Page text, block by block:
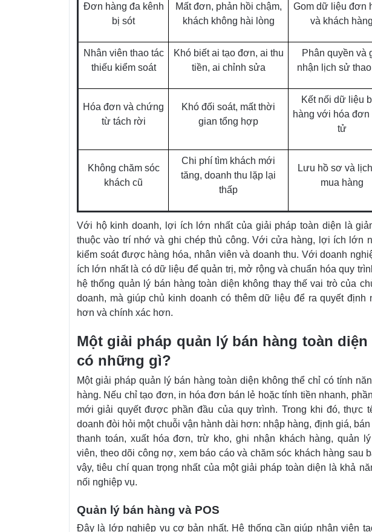
Đơn hàng đa kênh
bị sót
Mất đơn, phản hồi chậm,
khách không hài lòng
Gom dữ liệu đơn
và khách hàng
Nhân viên thao tác
thiếu kiểm soát
Khó biết ai tạo đơn, ai thu
tiền, ai chỉnh sửa
Phân quyền và
nhận lịch sử
Hóa đơn và chứng
từ tách rời
Khó đối soát, mất thời
gian tổng hợp
Kết nối dữ liệu
hàng với hóa đơn
tử
Không chăm sóc
khách cũ
Chi phí tìm khách mới
tăng, doanh thu lặp lại
thấp
Lưu hồ sơ và
mua hàng
Với hộ kinh doanh, lợi ích lớn nhất của giải pháp toàn diện là
thuộc vào trí nhớ và ghi chép thủ công. Với cửa hàng, lợi ích lớn
kiểm soát được hàng hóa, nhân viên và doanh thu. Với doanh
ích lớn nhất là có dữ liệu để quản trị, mở rộng và chuẩn hóa quy
hệ thống quản lý bán hàng toàn diện không thay thế vai trò của
doanh, mà giúp chủ kinh doanh có thêm dữ liệu để ra quyết định
hơn và chính xác hơn.
Một giải pháp quản lý bán hàng toàn diện
có những gì?
Một giải pháp quản lý bán hàng toàn diện không thể chỉ có tính
hàng. Nếu chỉ tạo đơn, in hóa đơn bán lẻ hoặc tính tiền nhanh,
mới giải quyết được phần đầu của quy trình. Trong khi đó, thực
doanh đòi hỏi một chuỗi vận hành dài hơn: nhập hàng, định giá, bán
thanh toán, xuất hóa đơn, trừ kho, ghi nhận khách hàng, quản
viên, theo dõi công nợ, xem báo cáo và chăm sóc khách hàng sau
vậy, tiêu chí quan trọng nhất của một giải pháp toàn diện là khả
nối nghiệp vụ.
Quản lý bán hàng và POS
Đây là lớp nghiệp vụ cơ bản nhất. Hệ thống cần giúp nhân viên